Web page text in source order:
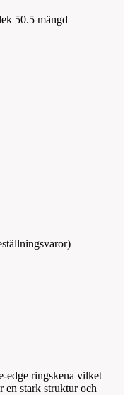
50.5 mängd
edge ringskena vilket
en stark struktur och